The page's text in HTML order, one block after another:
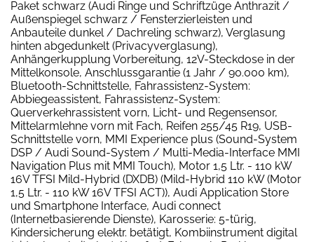
Paket schwarz (Audi Ringe und Schriftzüge Anthrazit /
Außenspiegel schwarz / Fensterzierleisten und
Anbauteile dunkel / Dachreling schwarz), Verglasung
hinten abgedunkelt (Privacyverglasung),
Anhängerkupplung Vorbereitung, 12V-Steckdose in der
Mittelkonsole, Anschlussgarantie (1 Jahr / 90.000 km),
Bluetooth-Schnittstelle, Fahrassistenz-System:
Abbiegeassistent, Fahrassistenz-System:
Querverkehrassistent vorn, Licht- und Regensensor,
Mittelarmlehne vorn mit Fach, Reifen 255/45 R19, USB-
Schnittstelle vorn, MMI Experience plus (Sound-System
DSP / Audi Sound-System / Multi-Media-Interface MMI
Navigation Plus mit MMI Touch), Motor 1,5 Ltr. - 110 kW
16V TFSI Mild-Hybrid (DXDB) (Mild-Hybrid 110 kW (Motor
1,5 Ltr. - 110 kW 16V TFSI ACT)), Audi Application Store
und Smartphone Interface, Audi connect
(Internetbasierende Dienste), Karosserie: 5-türig,
Kindersicherung elektr. betätigt, Kombiinstrument digital